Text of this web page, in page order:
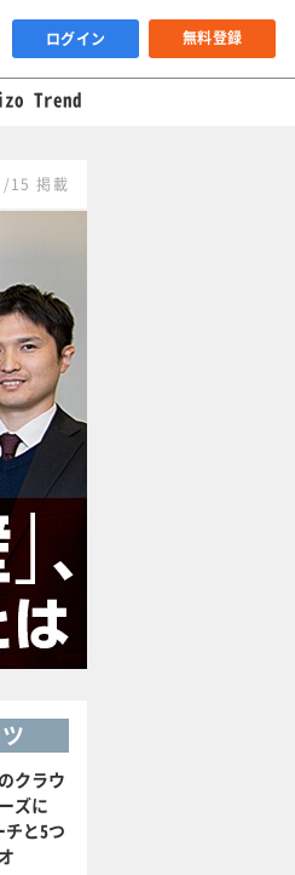
ログイン 無料登録
Trend
15 掲載
クラウ
ズに
と5つ